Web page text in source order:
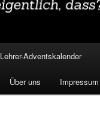
Lehrer-Adventskalender
Über uns Impressum